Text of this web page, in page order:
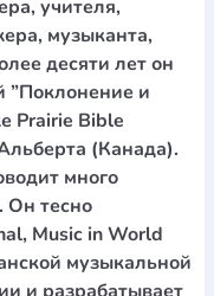
учителя,
музыканта,
десяти лет он
”Поклонение и
Prairie Bible
(Канада).
много
Он тесно
Music in World
музыкальной